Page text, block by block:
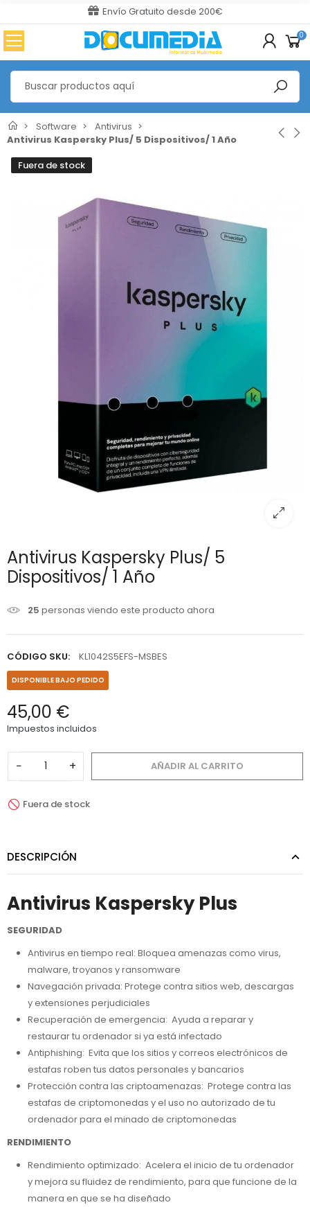
Envío Gratuito desde 200€
0
Software
Antivirus
Antivirus Kaspersky Plus/ 5 Dispositivos/ 1 Año
Fuera de stock
Antivirus Kaspersky Plus/ 5
Dispositivos/ 1 Año
25 personas viendo este producto ahora
CÓDIGO SKU: KL1042S5EFS-MSBES
DISPONIBLE BAJO PEDIDO
45,00 €
Impuestos incluidos
− + AÑADIR AL CARRITO
Fuera de stock
DESCRIPCIÓN
Antivirus Kaspersky Plus
SEGURIDAD
Antivirus en tiempo real: Bloquea amenazas como virus,
malware, troyanos y ransomware
Navegación privada: Protege contra sitios web, descargas
y extensiones perjudiciales
Recuperación de emergencia: Ayuda a reparar y
restaurar tu ordenador si ya está infectado
Antiphishing: Evita que los sitios y correos electrónicos de
estafas roben tus datos personales y bancarios
Protección contra las criptoamenazas: Protege contra las
estafas de criptomonedas y el uso no autorizado de tu
ordenador para el minado de criptomonedas
RENDIMIENTO
Rendimiento optimizado: Acelera el inicio de tu ordenador
y mejora su fluidez de rendimiento, para que funcione de la
manera en que se ha diseñado